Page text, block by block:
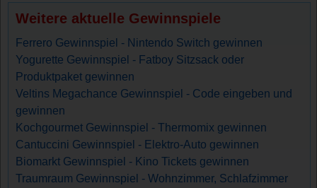
Weitere aktuelle Gewinnspiele
Ferrero Gewinnspiel - Nintendo Switch gewinnen
Yogurette Gewinnspiel - Fatboy Sitzsack oder
Produktpaket gewinnen
Veltins Megachance Gewinnspiel - Code eingeben und
gewinnen
Kochgourmet Gewinnspiel - Thermomix gewinnen
Cantuccini Gewinnspiel - Elektro-Auto gewinnen
Biomarkt Gewinnspiel - Kino Tickets gewinnen
Traumraum Gewinnspiel - Wohnzimmer, Schlafzimmer